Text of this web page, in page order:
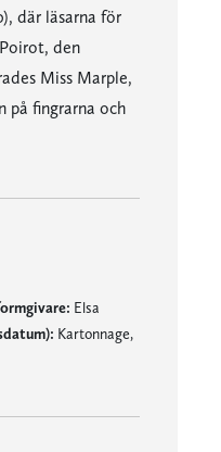
där läsarna för
den
Miss Marple,
på fingrarna och
Elsa
Kartonnage,